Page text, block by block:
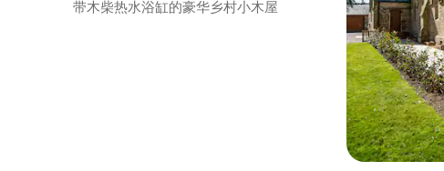
oway
带木柴热水浴缸的豪华乡村小木屋